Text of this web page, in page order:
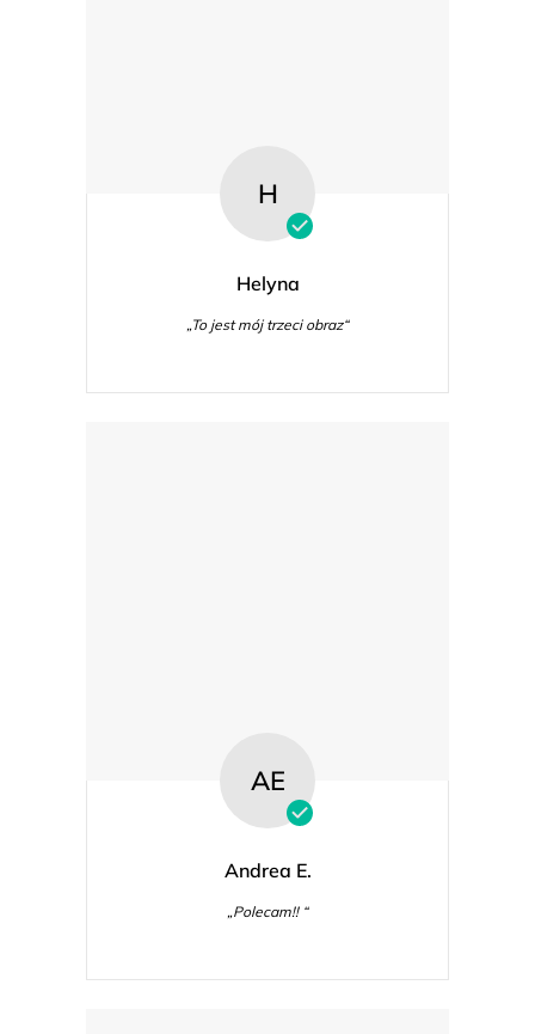
H
Helyna
„To jest mój trzeci obraz“
AE
Andrea E.
„Polecam!! “